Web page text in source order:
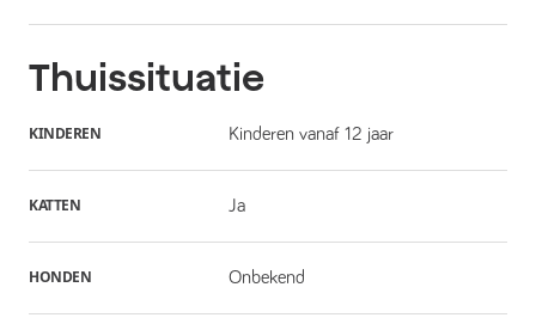
Thuissituatie
KINDEREN Kinderen vanaf 12 jaar
KATTEN Ja
HONDEN Onbekend